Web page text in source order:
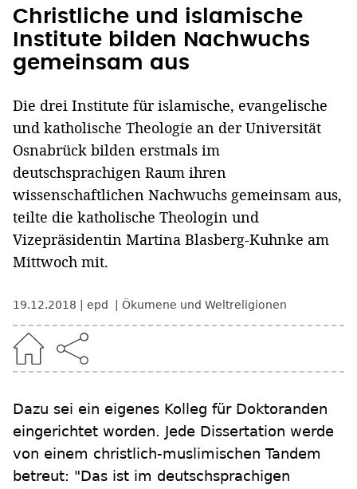
Christliche und islamische
Institute bilden Nachwuchs
gemeinsam aus
Die drei Institute für islamische, evangelische
und katholische Theologie an der Universität
Osnabrück bilden erstmals im
deutschsprachigen Raum ihren
wissenschaftlichen Nachwuchs gemeinsam aus,
teilte die katholische Theologin und
Vizepräsidentin Martina Blasberg-Kuhnke am
Mittwoch mit.
19.12.2018 epd Ökumene und Weltreligionen
Dazu sei ein eigenes Kolleg für Doktoranden
eingerichtet worden. Jede Dissertation werde
von einem christlich-muslimischen Tandem
betreut: "Das ist im deutschsprachigen